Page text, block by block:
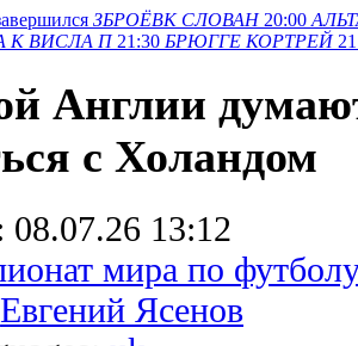
ЗБРОЁВК СЛОВАН 20:00
K ВИСЛА П 21:30 БРЮГГЕ КОРТРЕЙ
Англии
с Холандом
08.07.26 13:12
мира по
Евгений Ясенов